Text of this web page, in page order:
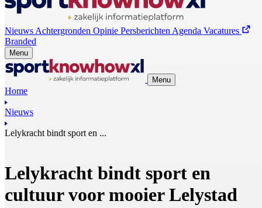
Nieuws Achtergronden Opinie Persberichten Agenda Vacatures
Branded
Menu
Menu
Home
Nieuws
Lelykracht bindt sport en ...
Lelykracht bindt sport en
cultuur voor mooier Lelystad